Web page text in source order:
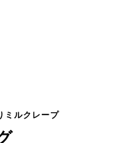
ミルクレープ